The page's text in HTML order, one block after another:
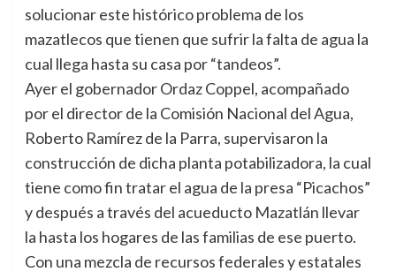
solucionar este histórico problema de los
mazatlecos que tienen que sufrir la falta de agua la
cual llega hasta su casa por “tandeos”.
Ayer el gobernador Ordaz Coppel, acompañado
por el director de la Comisión Nacional del Agua,
Roberto Ramírez de la Parra, supervisaron la
construcción de dicha planta potabilizadora, la cual
tiene como fin tratar el agua de la presa “Picachos”
y después a través del acueducto Mazatlán llevar
la hasta los hogares de las familias de ese puerto.
Con una mezcla de recursos federales y estatales